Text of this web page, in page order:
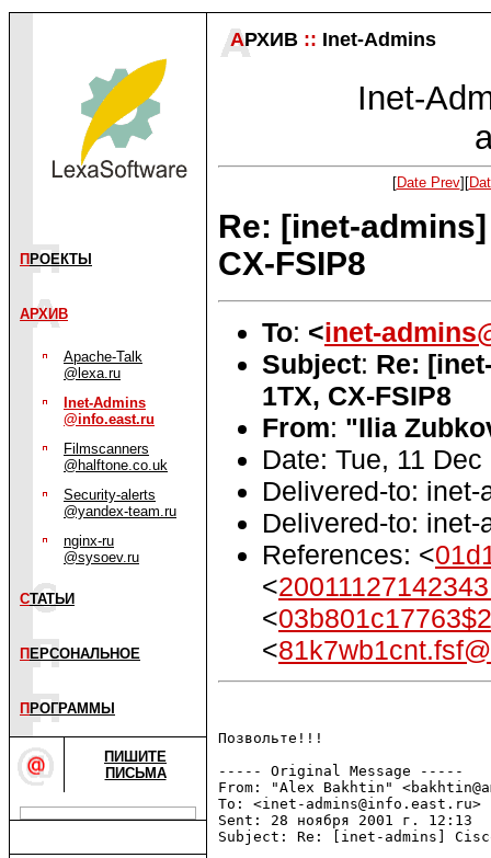
П РОЕКТЫ
АРХИВ
Apache-Talk
@lexa.ru
Inet-Admins
@info.east.ru
Filmscanners
@halftone.co.uk
Security-alerts
@yandex-team.ru
nginx-ru
@sysoev.ru
СТАТЬИ
П ЕРСОНАЛЬНОЕ
П РОГРАММЫ
ПИШИТЕ
ПИСЬМА
АРХИВ :: Inet-Admins
Inet-
[Date Prev][
Re: [inet-
CX-FSIP8
To: <inet-
Subject: Re:
1TX, CX-FSIP8
From: "Ilia
Date: Tue, 11
Delivered-to:
Delivered-to:
References: <
<
<
<
Позвольте!!!
----- Original Message -----
From: "Alex Bakhtin"
To: <inet-admins@info.east.ru>
Sent: 28 ноября 2001 г. 12:13
Subject: Re: [inet-admins] Cisco